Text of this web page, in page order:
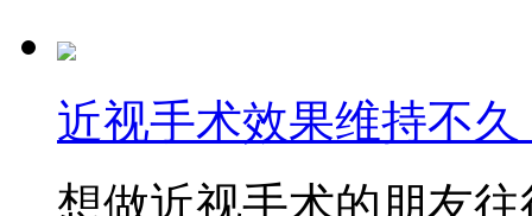
近视手术效果维持不
想做近视手术的朋友